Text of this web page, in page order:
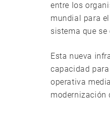
entre los
mundial para
sistema que se
Esta nueva
capacidad
operativa
modernización